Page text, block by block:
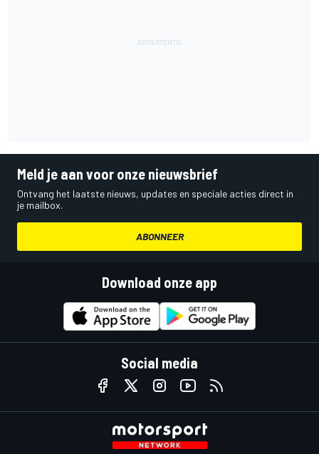
Meld je aan voor onze nieuwsbrief
Ontvang het laatste nieuws, updates en speciale acties direct in
je mailbox.
ABONNEER
Download onze app
Social media